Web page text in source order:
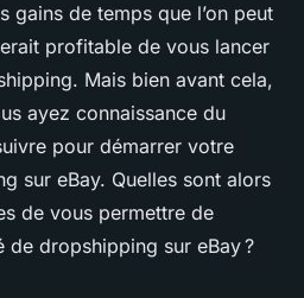
gains de temps que l’on peut
profitable de vous lancer
Mais bien avant cela,
ayez connaissance du
pour démarrer votre
sur eBay. Quelles sont alors
de vous permettre de
dropshipping sur eBay ?